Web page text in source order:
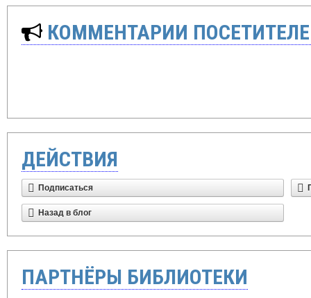
КОММЕНТАРИИ
ДЕЙСТВИЯ
Подписаться
Назад в блог
ПАРТНЁРЫ БИБЛИОТЕКИ